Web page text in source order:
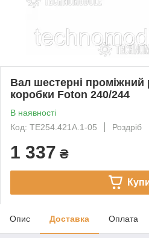
Вал шестерні проміжний
коробки Foton 240/244
В наявності
Код: TE254.421A.1-05
Роздріб
1 337 ₴
Опис Доставка Оплата